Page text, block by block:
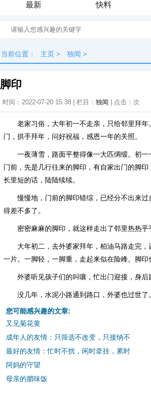
最新
快料
当前位置： 主页 > 独闻 >
脚印
时间：2022-07-20 15:38 | 栏目： 独闻 | 点击： 次
老家习俗，大年初一不走亲，只给邻里拜
门，拱手拜年，问好祝福，感恩一年的关照。
一夜薄雪，路面平整得像一大匹绸缎。初
门前，先是几行往来的脚印，有自家出门的脚
长里短的话，陆陆续续。
慢慢地，门前的脚印错综，已经分不出来
得差不多了。
密密麻麻的脚印，就这样走出了邻里热热乎
大年初二，去外婆家拜年，柏油马路走完
一片。一脚轻，一脚重，走起来似在险峰。脚印
外婆听见孩子们的叫嚷，忙出门迎接，身
没几年，水泥小路通到路口，外婆也过世
您可能感兴趣的文章:
又见菊花黄
成年人的友情：只筛选不改变，只接纳不
最好的友情：忙时不扰，闲时牵挂，累时
阿妈的守望
母亲的腊味饭